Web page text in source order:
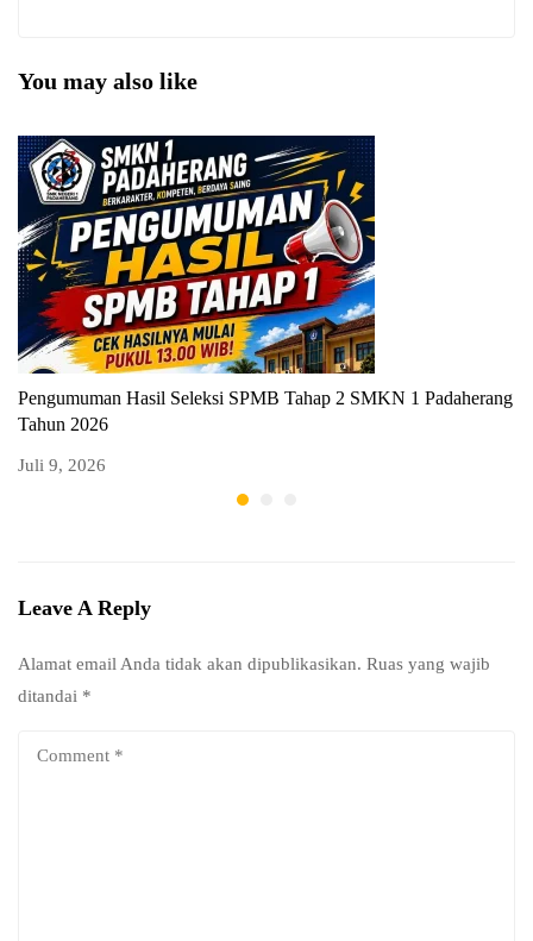
You may also like
Pengumuman Hasil Seleksi SPMB Tahap 2 SMKN 1 Padaherang
Tahun 2026
Juli 9, 2026
Leave A Reply
Alamat email Anda tidak akan dipublikasikan. Ruas yang wajib
ditandai *